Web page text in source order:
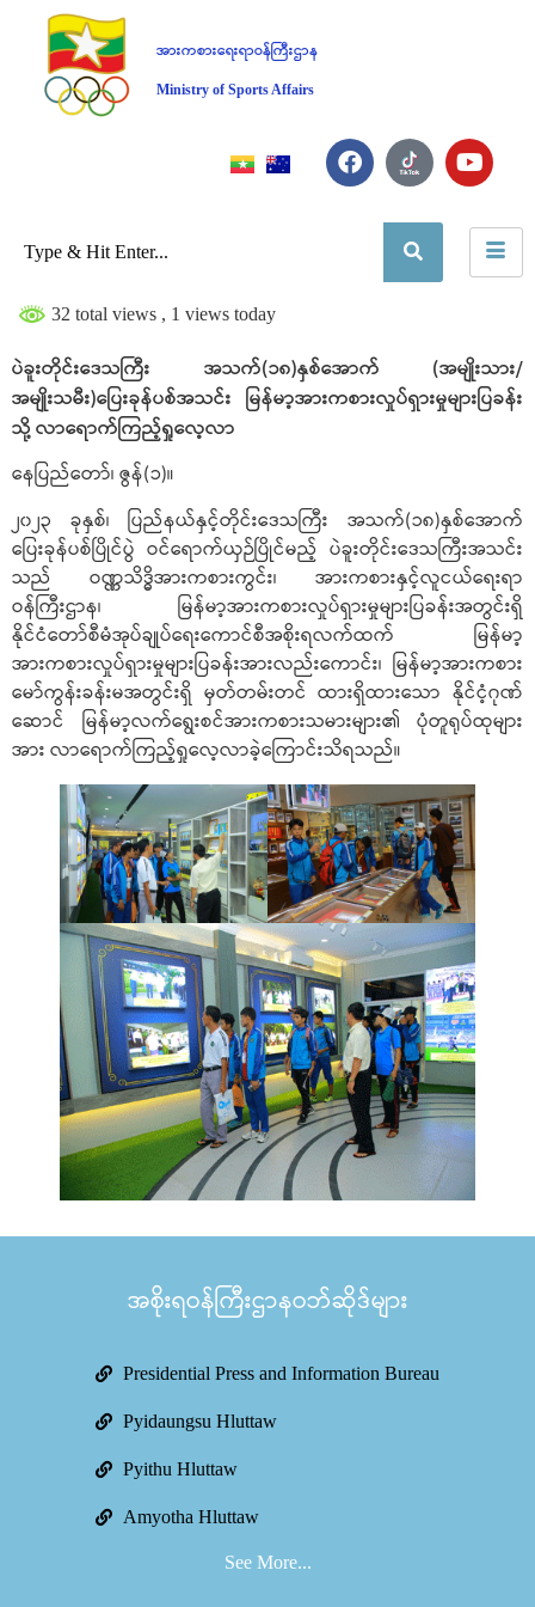
အားကစားရေးရာဝန်ကြီးဌာန
Ministry of Sports Affairs
32 total views , 1 views today
ပဲခူးတိုင်းဒေသကြီး အသက်(၁၈)နှစ်အောက် (အမျိုးသား/
အမျိုးသမီး)ပြေးခုန်ပစ်အသင်း မြန်မာ့အားကစားလှုပ်ရှားမှုများပြခန်း
သို့ လာရောက်ကြည့်ရှုလေ့လာ
နေပြည်တော်၊ ဇွန်(၁)။
၂၀၂၃ ခုနှစ်၊ ပြည်နယ်နှင့်တိုင်းဒေသကြီး အသက်(၁၈)နှစ်အောက်
ပြေးခုန်ပစ်ပြိုင်ပွဲ ဝင်ရောက်ယှဉ်ပြိုင်မည့် ပဲခူးတိုင်းဒေသကြီးအသင်း
သည် ဝဏ္ဏသိဒ္ဓိအားကစားကွင်း၊ အားကစားနှင့်လူငယ်ရေးရာ
ဝန်ကြီးဌာန၊ မြန်မာ့အားကစားလှုပ်ရှားမှုများပြခန်းအတွင်းရှိ
နိုင်ငံတော်စီမံအုပ်ချုပ်ရေးကောင်စီအစိုးရလက်ထက် မြန်မာ့
အားကစားလှုပ်ရှားမှုများပြခန်းအားလည်းကောင်း၊ မြန်မာ့အားကစား
မော်ကွန်းခန်းမအတွင်းရှိ မှတ်တမ်းတင် ထားရှိထားသော နိုင်ငံ့ဂုဏ်
ဆောင် မြန်မာ့လက်ရွေးစင်အားကစားသမားများ၏ ပုံတူရုပ်ထုများ
အား လာရောက်ကြည့်ရှုလေ့လာခဲ့ကြောင်းသိရသည်။
အစိုးရဝန်ကြီးဌာနဝဘ်ဆိုဒ်များ
Presidential Press and Information Bureau
Pyidaungsu Hluttaw
Pyithu Hluttaw
Amyotha Hluttaw
See More...